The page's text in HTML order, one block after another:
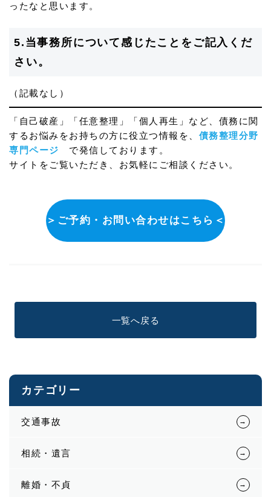
ったなと思います。
5.当事務所について感じたことをご記入くだ
さい。
（記載なし）
「自己破産」「任意整理」「個人再生」など、債務に関
するお悩みをお持ちの方に役立つ情報を、 債務整理分野
専門ページ で発信しております。
サイトをご覧いただき、お気軽にご相談ください。
＞ご予約・お問い合わせはこちら＜
一覧へ戻る
カテゴリー
交通事故
相続・遺言
離婚・不貞